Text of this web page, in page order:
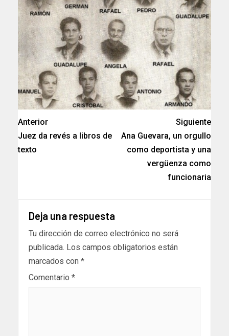
Anterior
Juez da revés a libros de
texto
Siguiente
Ana Guevara, un orgullo
como deportista y una
vergüenza como
funcionaria
Deja una respuesta
Tu dirección de correo electrónico no será
publicada. Los campos obligatorios están
marcados con *
Comentario *